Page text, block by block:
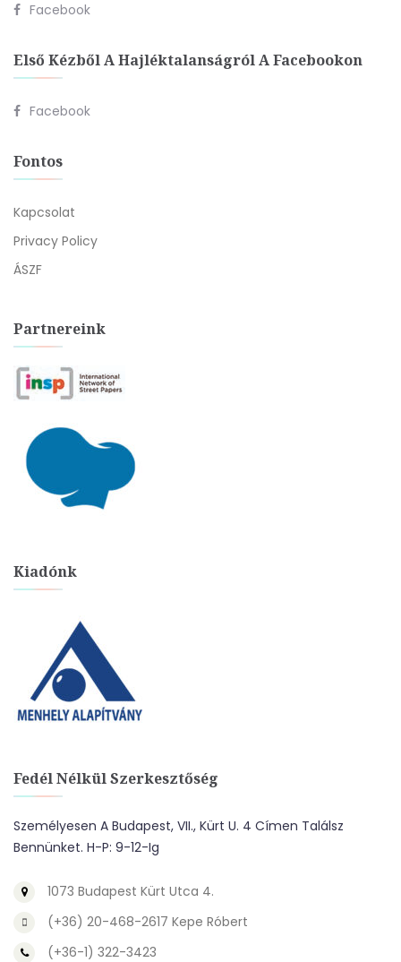
Facebook
Első Kézből A Hajléktalanságról A Facebookon
Facebook
Fontos
Kapcsolat
Privacy Policy
ÁSZF
Partnereink
Kiadónk
Fedél Nélkül Szerkesztőség
Személyesen A Budapest, VII., Kürt U. 4 Címen Találsz
Bennünket. H-P: 9-12-Ig
1073 Budapest Kürt Utca 4.
(+36) 20-468-2617 Kepe Róbert
(+36-1) 322-3423